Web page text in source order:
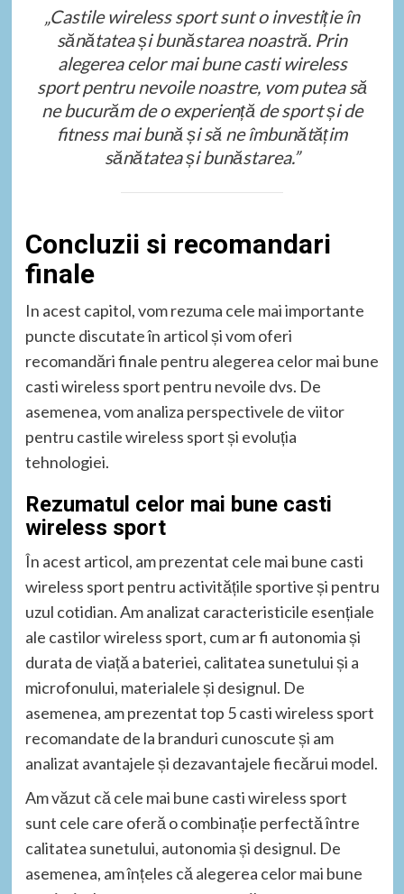
„Castile wireless sport sunt o investiție în
sănătatea și bunăstarea noastră. Prin
alegerea celor mai bune casti wireless
sport pentru nevoile noastre, vom putea să
ne bucurăm de o experiență de sport și de
fitness mai bună și să ne îmbunătățim
sănătatea și bunăstarea.”
Concluzii si recomandari
finale
In acest capitol, vom rezuma cele mai importante
puncte discutate în articol și vom oferi
recomandări finale pentru alegerea celor mai bune
casti wireless sport pentru nevoile dvs. De
asemenea, vom analiza perspectivele de viitor
pentru castile wireless sport și evoluția
tehnologiei.
Rezumatul celor mai bune casti
wireless sport
În acest articol, am prezentat cele mai bune casti
wireless sport pentru activitățile sportive și pentru
uzul cotidian. Am analizat caracteristicile esențiale
ale castilor wireless sport, cum ar fi autonomia și
durata de viață a bateriei, calitatea sunetului și a
microfonului, materialele și designul. De
asemenea, am prezentat top 5 casti wireless sport
recomandate de la branduri cunoscute și am
analizat avantajele și dezavantajele fiecărui model.
Am văzut că cele mai bune casti wireless sport
sunt cele care oferă o combinație perfectă între
calitatea sunetului, autonomia și designul. De
asemenea, am înțeles că alegerea celor mai bune